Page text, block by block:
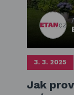
3. 3. 2025
Jak